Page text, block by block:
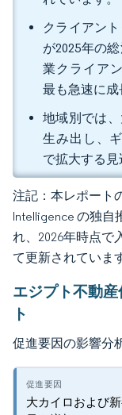
クライアン
が2025年の
業クライア
最も急速に成
地域別では、
生み出し、
で拡大する見
注記：本レポート
Intelligence の独自
れ、2026年時点で
て更新されていま
エジプト不動
ト
促進要因の影響分
大カイロおよび